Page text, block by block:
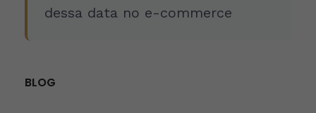
dessa data no e-commerce
BLOG